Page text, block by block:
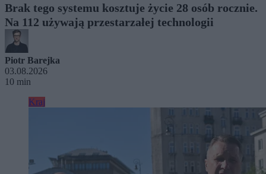
Brak tego systemu kosztuje życie 28 osób rocznie.
Na 112 używają przestarzałej technologii
Piotr Barejka
03.08.2026
10 min
Kraj